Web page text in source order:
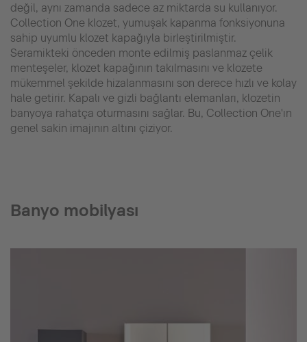
değil, aynı zamanda sadece az miktarda su kullanıyor.
Collection One klozet, yumuşak kapanma fonksiyonuna
sahip uyumlu klozet kapağıyla birleştirilmiştir.
Seramikteki önceden monte edilmiş paslanmaz çelik
menteşeler, klozet kapağının takılmasını ve klozete
mükemmel şekilde hizalanmasını son derece hızlı ve kolay
hale getirir. Kapalı ve gizli bağlantı elemanları, klozetin
banyoya rahatça oturmasını sağlar. Bu, Collection One'ın
genel sakin imajının altını çiziyor.
Banyo mobilyası